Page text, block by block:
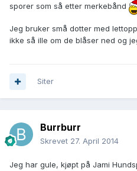
sporer som så etter merkebånd
Jeg bruker små dotter med
ikke så ille om de blåser ned og
Siter
Burrburr
Skrevet 27. April 2014
Jeg har gule, kjøpt på Jami